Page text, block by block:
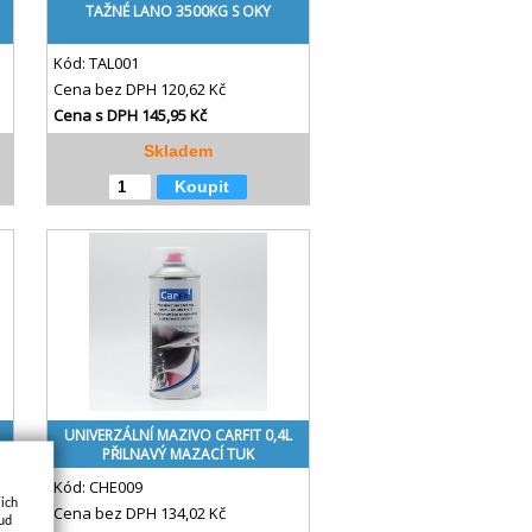
TAŽNÉ LANO 3500KG S OKY
Kód: TAL001
Cena bez DPH 120,62 Kč
Cena s DPH 145,95 Kč
Skladem
Koupit
UNIVERZÁLNÍ MAZIVO CARFIT 0,4L
PŘILNAVÝ MAZACÍ TUK
Kód: CHE009
Cena bez DPH 134,02 Kč